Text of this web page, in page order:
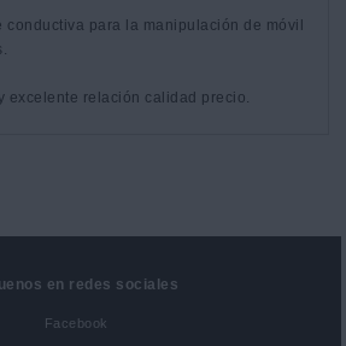
conductiva para la manipulación de móvil
excelente relación calidad precio.
en redes sociales
Facebook